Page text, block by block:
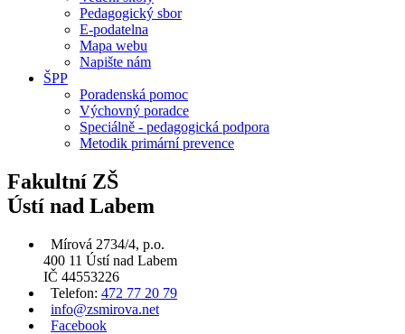
Pedagogický sbor
E-podatelna
Mapa webu
Napište nám
ŠPP
Poradenská pomoc
Výchovný poradce
Speciálně - pedagogická podpora
Metodik primární prevence
Fakultní ZŠ
Ústí nad Labem
Mírová 2734/4, p.o.
400 11 Ústí nad Labem
IČ 44553226
Telefon: 472 77 20 79
info@zsmirova.net
Facebook